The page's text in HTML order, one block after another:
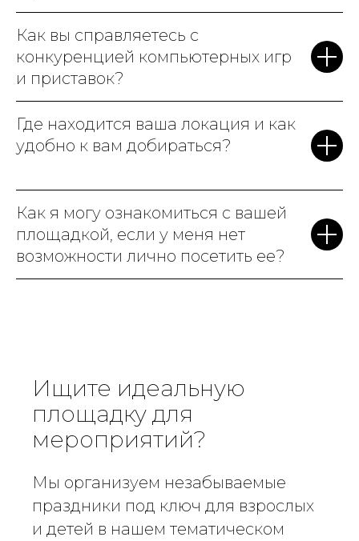
Как вы справляетесь с
конкуренцией компьютерных игр
и приставок?
Где находится ваша локация и как
удобно к вам добираться?
Как я могу ознакомиться с вашей
площадкой, если у меня нет
возможности лично посетить ее?
Ищите идеальную
площадку для
мероприятий?
Мы организуем незабываемые
праздники под ключ для взрослых
и детей в нашем тематическом